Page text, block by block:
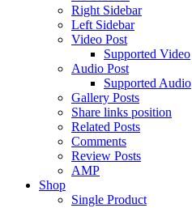
Right Sidebar
Left Sidebar
Video Post
Supported Video
Audio Post
Supported Audio
Gallery Posts
Share links position
Related Posts
Comments
Review Posts
AMP
Shop
Single Product